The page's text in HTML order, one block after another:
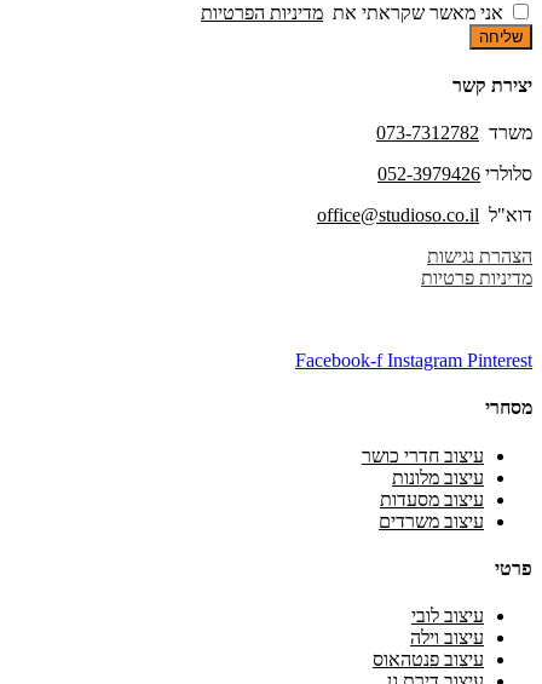
אני מאשר שקראתי את מדיניות הפרטיות
שליחה
יצירת קשר
משרד 073-7312782
סלולרי 052-3979426
דוא"ל office@studioso.co.il
הצהרת נגישות
מדיניות פרטיות
Facebook-f Instagram Pinterest
מסחרי
עיצוב חדרי כושר
עיצוב מלונות
עיצוב מסעדות
עיצוב משרדים
פרטי
עיצוב לובי
עיצוב וילה
עיצוב פנטהאוס